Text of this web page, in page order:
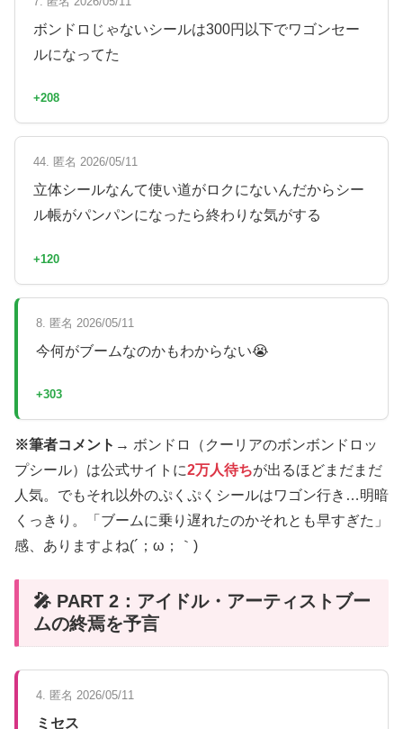
ボンドロじゃないシールは300円以下でワゴンセー
ルになってた
+208
44. 匿名 2026/05/11
立体シールなんて使い道がロクにないんだからシー
ル帳がパンパンになったら終わりな気がする
+120
8. 匿名 2026/05/11
今何がブームなのかもわからない😭
+303
※筆者コメント→ ボンドロ（クーリアのボンボンドロッ
プシール）は公式サイトに2万人待ちが出るほどまだまだ
人気。でもそれ以外のぷくぷくシールはワゴン行き…明暗
くっきり。「ブームに乗り遅れたのかそれとも早すぎた」
感、ありますよね(´；ω；｀)
🎤 PART 2：アイドル・アーティストブー
ムの終焉を予言
4. 匿名 2026/05/11
ミセス